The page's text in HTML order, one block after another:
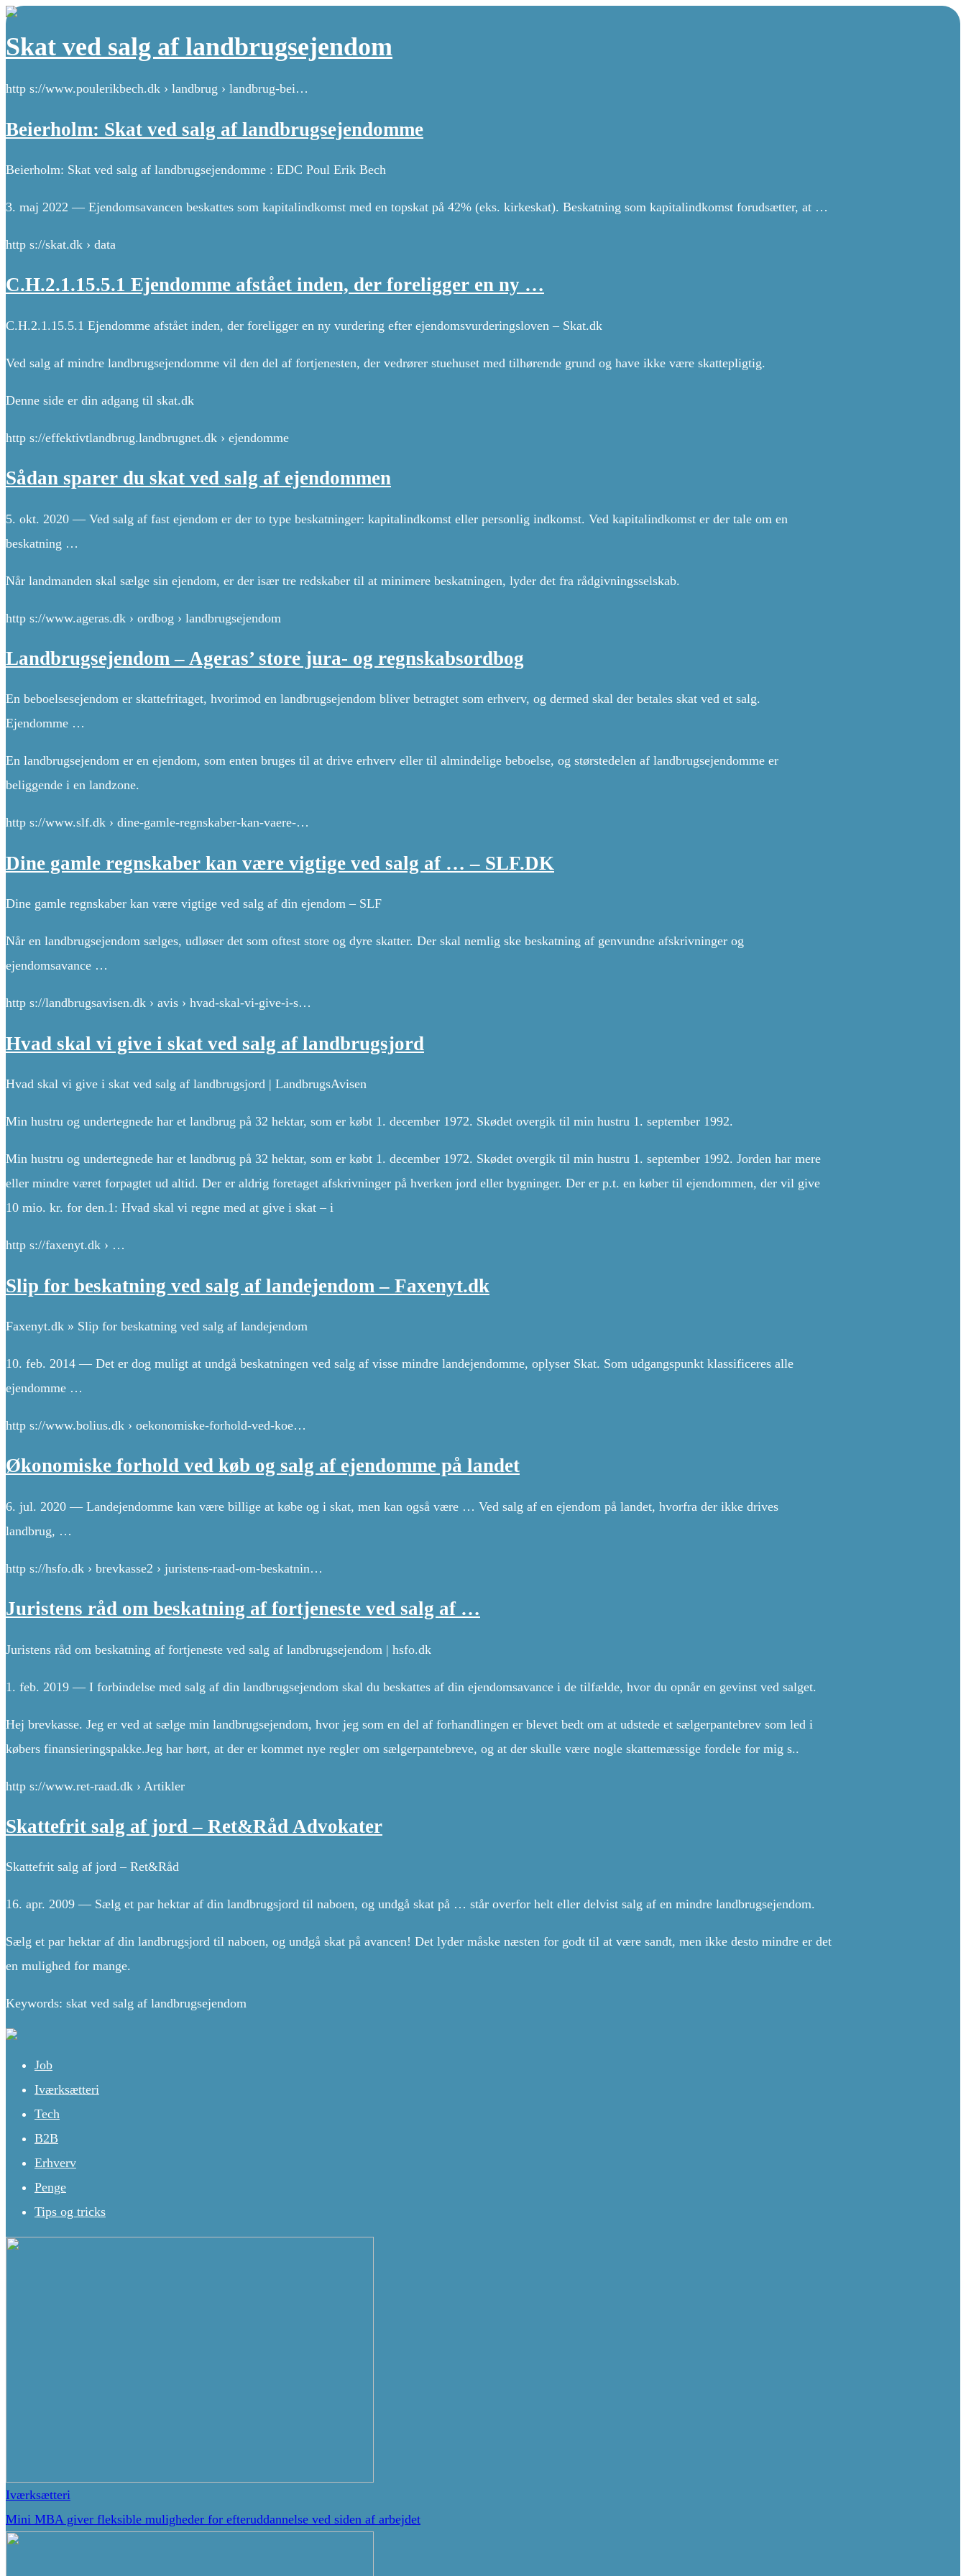
Skat ved salg af landbrugsejendom
http s://www.poulerikbech.dk › landbrug › landbrug-bei…
Beierholm: Skat ved salg af landbrugsejendomme
Beierholm: Skat ved salg af landbrugsejendomme : EDC Poul Erik Bech
3. maj 2022 — Ejendomsavancen beskattes som kapitalindkomst med en topskat på 42% (eks. kirkeskat). Beskatning som kapitalindkomst forudsætter, at …
http s://skat.dk › data
C.H.2.1.15.5.1 Ejendomme afstået inden, der foreligger en ny …
C.H.2.1.15.5.1 Ejendomme afstået inden, der foreligger en ny vurdering efter ejendomsvurderingsloven – Skat.dk
Ved salg af mindre landbrugsejendomme vil den del af fortjenesten, der vedrører stuehuset med tilhørende grund og have ikke være skattepligtig.
Denne side er din adgang til skat.dk
http s://effektivtlandbrug.landbrugnet.dk › ejendomme
Sådan sparer du skat ved salg af ejendommen
5. okt. 2020 — Ved salg af fast ejendom er der to type beskatninger: kapitalindkomst eller personlig indkomst. Ved kapitalindkomst er der tale om en
beskatning …
Når landmanden skal sælge sin ejendom, er der især tre redskaber til at minimere beskatningen, lyder det fra rådgivningsselskab.
http s://www.ageras.dk › ordbog › landbrugsejendom
Landbrugsejendom – Ageras’ store jura- og regnskabsordbog
En beboelsesejendom er skattefritaget, hvorimod en landbrugsejendom bliver betragtet som erhverv, og dermed skal der betales skat ved et salg.
Ejendomme …
En landbrugsejendom er en ejendom, som enten bruges til at drive erhverv eller til almindelige beboelse, og størstedelen af landbrugsejendomme er
beliggende i en landzone.
http s://www.slf.dk › dine-gamle-regnskaber-kan-vaere-…
Dine gamle regnskaber kan være vigtige ved salg af … – SLF.DK
Dine gamle regnskaber kan være vigtige ved salg af din ejendom – SLF
Når en landbrugsejendom sælges, udløser det som oftest store og dyre skatter. Der skal nemlig ske beskatning af genvundne afskrivninger og
ejendomsavance …
http s://landbrugsavisen.dk › avis › hvad-skal-vi-give-i-s…
Hvad skal vi give i skat ved salg af landbrugsjord
Hvad skal vi give i skat ved salg af landbrugsjord | LandbrugsAvisen
Min hustru og undertegnede har et landbrug på 32 hektar, som er købt 1. december 1972. Skødet overgik til min hustru 1. september 1992.
Min hustru og undertegnede har et landbrug på 32 hektar, som er købt 1. december 1972. Skødet overgik til min hustru 1. september 1992. Jorden har mere
eller mindre været forpagtet ud altid. Der er aldrig foretaget afskrivninger på hverken jord eller bygninger. Der er p.t. en køber til ejendommen, der vil give
10 mio. kr. for den.1: Hvad skal vi regne med at give i skat – i
http s://faxenyt.dk › …
Slip for beskatning ved salg af landejendom – Faxenyt.dk
Faxenyt.dk » Slip for beskatning ved salg af landejendom
10. feb. 2014 — Det er dog muligt at undgå beskatningen ved salg af visse mindre landejendomme, oplyser Skat. Som udgangspunkt klassificeres alle
ejendomme …
http s://www.bolius.dk › oekonomiske-forhold-ved-koe…
Økonomiske forhold ved køb og salg af ejendomme på landet
6. jul. 2020 — Landejendomme kan være billige at købe og i skat, men kan også være … Ved salg af en ejendom på landet, hvorfra der ikke drives
landbrug, …
http s://hsfo.dk › brevkasse2 › juristens-raad-om-beskatnin…
Juristens råd om beskatning af fortjeneste ved salg af …
Juristens råd om beskatning af fortjeneste ved salg af landbrugsejendom | hsfo.dk
1. feb. 2019 — I forbindelse med salg af din landbrugsejendom skal du beskattes af din ejendomsavance i de tilfælde, hvor du opnår en gevinst ved salget.
Hej brevkasse. Jeg er ved at sælge min landbrugsejendom, hvor jeg som en del af forhandlingen er blevet bedt om at udstede et sælgerpantebrev som led i
købers finansieringspakke.Jeg har hørt, at der er kommet nye regler om sælgerpantebreve, og at der skulle være nogle skattemæssige fordele for mig s..
http s://www.ret-raad.dk › Artikler
Skattefrit salg af jord – Ret&Råd Advokater
Skattefrit salg af jord – Ret&Råd
16. apr. 2009 — Sælg et par hektar af din landbrugsjord til naboen, og undgå skat på … står overfor helt eller delvist salg af en mindre landbrugsejendom.
Sælg et par hektar af din landbrugsjord til naboen, og undgå skat på avancen! Det lyder måske næsten for godt til at være sandt, men ikke desto mindre er det
en mulighed for mange.
Keywords: skat ved salg af landbrugsejendom
Job
Iværksætteri
Tech
B2B
Erhverv
Penge
Tips og tricks
Iværksætteri
Mini MBA giver fleksible muligheder for efteruddannelse ved siden af arbejdet